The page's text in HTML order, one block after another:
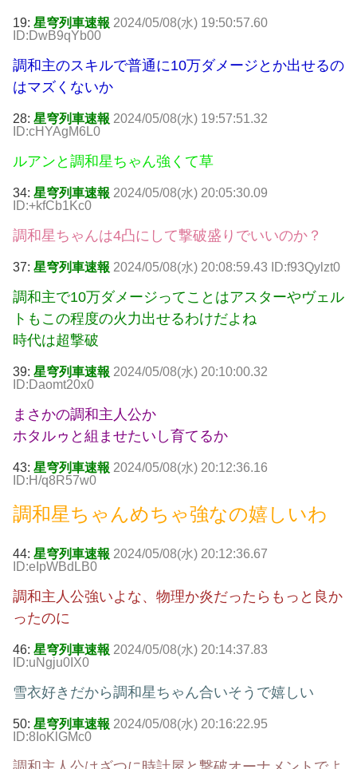
19: 星穹列車速報 2024/05/08(水) 19:50:57.60
ID:DwB9qYb00
調和主のスキルで普通に10万ダメージとか出せるの
はマズくないか
28: 星穹列車速報 2024/05/08(水) 19:57:51.32
ID:cHYAgM6L0
ルアンと調和星ちゃん強くて草
34: 星穹列車速報 2024/05/08(水) 20:05:30.09
ID:+kfCb1Kc0
調和星ちゃんは4凸にして撃破盛りでいいのか？
37: 星穹列車速報 2024/05/08(水) 20:08:59.43 ID:f93Qylzt0
調和主で10万ダメージってことはアスターやヴェル
トもこの程度の火力出せるわけだよね
時代は超撃破
39: 星穹列車速報 2024/05/08(水) 20:10:00.32
ID:Daomt20x0
まさかの調和主人公か
ホタルゥと組ませたいし育てるか
43: 星穹列車速報 2024/05/08(水) 20:12:36.16
ID:H/q8R57w0
調和星ちゃんめちゃ強なの嬉しいわ
44: 星穹列車速報 2024/05/08(水) 20:12:36.67
ID:eIpWBdLB0
調和主人公強いよな、物理か炎だったらもっと良か
ったのに
46: 星穹列車速報 2024/05/08(水) 20:14:37.83
ID:uNgju0IX0
雪衣好きだから調和星ちゃん合いそうで嬉しい
50: 星穹列車速報 2024/05/08(水) 20:16:22.95
ID:8IoKlGMc0